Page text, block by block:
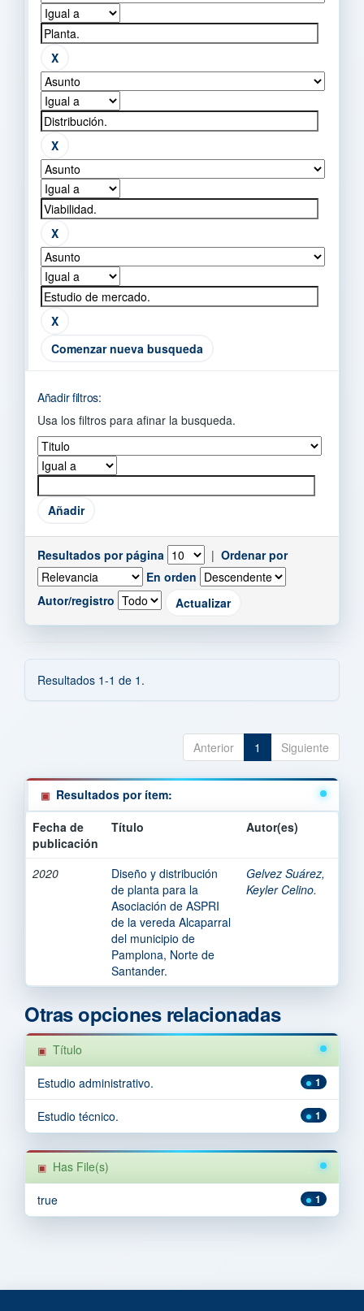
Comenzar nueva busqueda
Añadir filtros:
Usa los filtros para afinar la busqueda.
Resultados por página | Ordenar por
En orden
Autor/registro
Resultados 1-1 de 1.
Anterior 1 Siguiente
Resultados por ítem:
Fecha de
publicación
Título Autor(es)
2020
Diseño y distribución
de planta para la
Asociación de ASPRI
de la vereda Alcaparral
del municipio de
Pamplona, Norte de
Santander.
Gelvez Suárez,
Keyler Celino.
Otras opciones relacionadas
Título
1
Estudio administrativo.
1
Estudio técnico.
Has File(s)
1
true